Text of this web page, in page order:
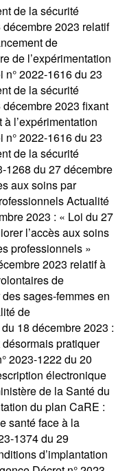
de la sécurité
décembre 2023 relatif
de
de l’expérimentation
n° 2022-1616 du 23
de la sécurité
décembre 2023 fixant
l’expérimentation
n° 2022-1616 du 23
de la sécurité
1268 du 27 décembre
aux soins par
Actualité
2023 : « Loi du 27
l’accès aux soins
professionnels »
2023 relatif à
de
sages-femmes en
de
18 décembre 2023 :
pratiquer
2023-1222 du 20
électronique
de la Santé du
du plan CaRE :
santé face à la
1374 du 29
d’implantation